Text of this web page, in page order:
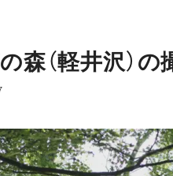
森（軽井沢）の